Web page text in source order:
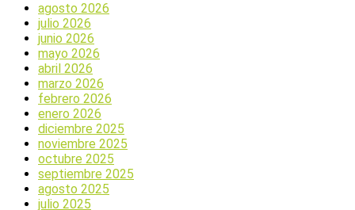
agosto 2026
julio 2026
junio 2026
mayo 2026
abril 2026
marzo 2026
febrero 2026
enero 2026
diciembre 2025
noviembre 2025
octubre 2025
septiembre 2025
agosto 2025
julio 2025